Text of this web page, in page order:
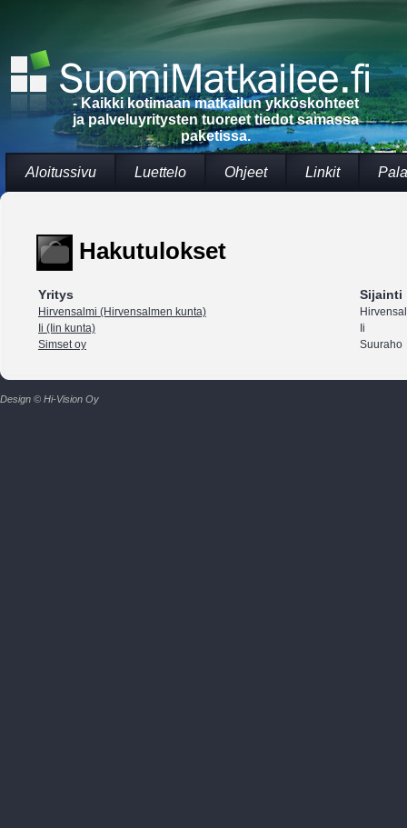
- Kaikki kotimaan matkailun ykköskohteet
ja palveluyritysten tuoreet tiedot samassa
paketissa.
Aloitussivu Luettelo Ohjeet Linkit
Hakutulokset
Yritys Sijainti
Hirvensalmi (Hirvensalmen kunta)
Ii (Iin kunta)
Ii
Simset oy
Suuraho
Design © Hi-Vision Oy